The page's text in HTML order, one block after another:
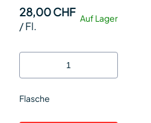
Auf Lager
28,00 CHF
/Fl.
Flasche